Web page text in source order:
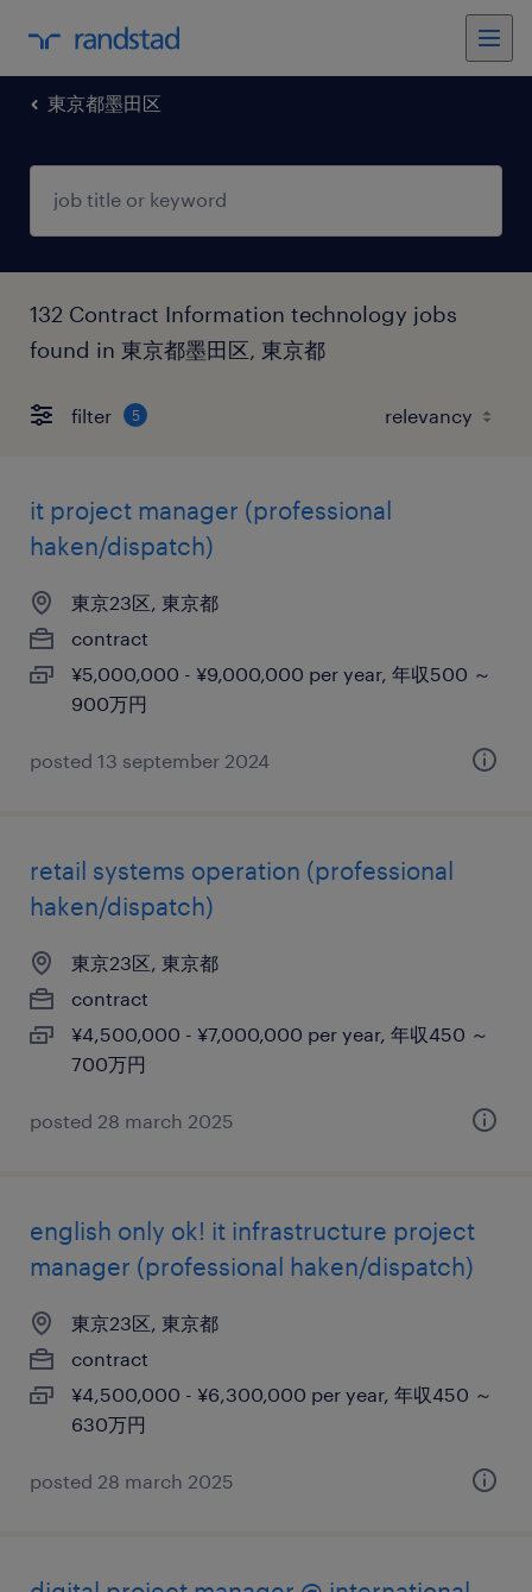
東京都墨田区
132 Contract Information technology jobs
found in 東京都墨田区, 東京都
filter 5
it project manager (professional
haken/dispatch)
東京23区, 東京都
contract
¥5,000,000 - ¥9,000,000 per year, 年収500 ～
900万円
posted 13 september 2024
retail systems operation (professional
haken/dispatch)
東京23区, 東京都
contract
¥4,500,000 - ¥7,000,000 per year, 年収450 ～
700万円
posted 28 march 2025
english only ok! it infrastructure project
manager (professional haken/dispatch)
東京23区, 東京都
contract
¥4,500,000 - ¥6,300,000 per year, 年収450 ～
630万円
posted 28 march 2025